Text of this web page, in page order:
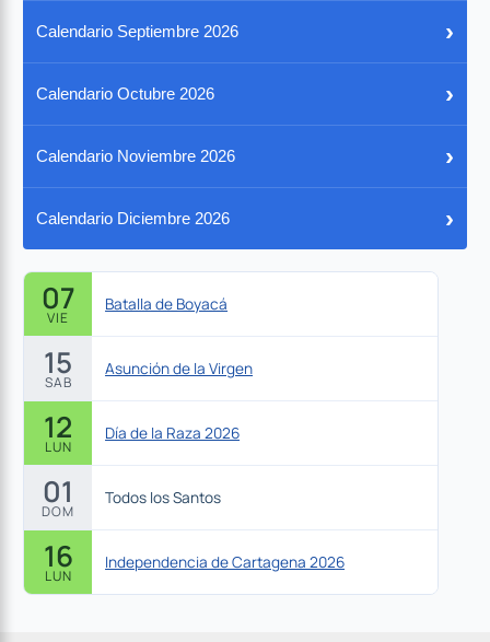
Calendario Septiembre 2026 ›
Calendario Octubre 2026 ›
Calendario Noviembre 2026 ›
Calendario Diciembre 2026 ›
07
VIE
Batalla de Boyacá
15
SAB
Asunción de la Virgen
12
LUN
Día de la Raza 2026
01
DOM
Todos los Santos
16
LUN
Independencia de Cartagena 2026